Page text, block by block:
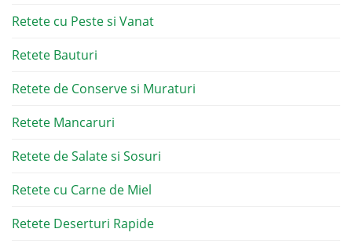
Retete cu Peste si Vanat
Retete Bauturi
Retete de Conserve si Muraturi
Retete Mancaruri
Retete de Salate si Sosuri
Retete cu Carne de Miel
Retete Deserturi Rapide